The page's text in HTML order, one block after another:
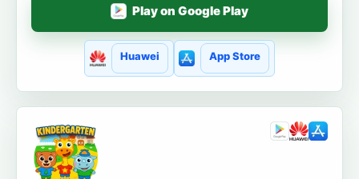
Play on Google Play
Huawei App Store